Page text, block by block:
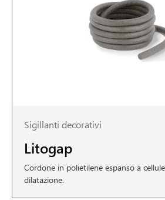
Sigillanti decorativi
Litogap
Cordone in polietilene espanso a
dilatazione.